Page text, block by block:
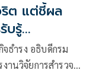
ต แต่ชี้ผล
บรู้
น ไม่ควรใช้
พรวมประเทศ
ธำรง อธิบดีกรม
านวิจัยการสำรวจ